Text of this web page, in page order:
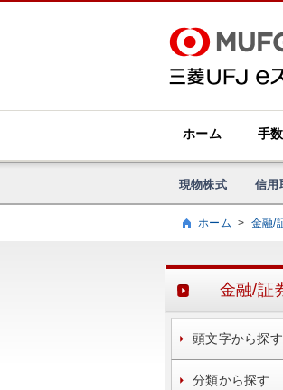
ホーム 手
現物株式 信用
ホーム > 金融/
金融/証
頭文字から探す
分類から探す